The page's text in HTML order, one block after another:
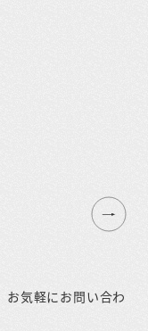
お気軽にお問い合わ